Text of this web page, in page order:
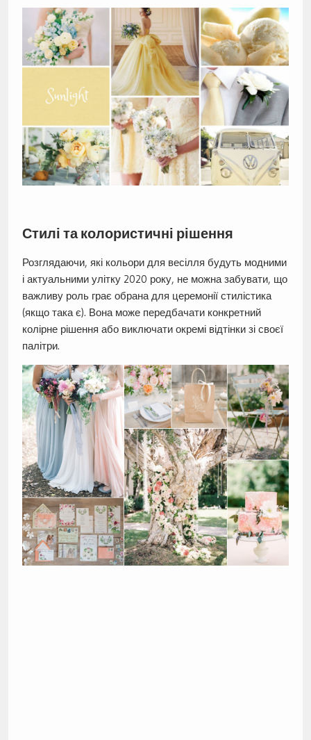
Стилі та колористичні рішення
Розглядаючи, які кольори для весілля будуть модними
і актуальними улітку 2020 року, не можна забувати, що
важливу роль грає обрана для церемонії стилістика
(якщо така є). Вона може передбачати конкретний
колірне рішення або виключати окремі відтінки зі своєї
палітри.